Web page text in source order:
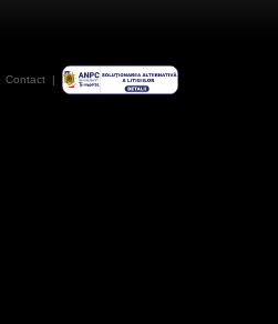
Contact|